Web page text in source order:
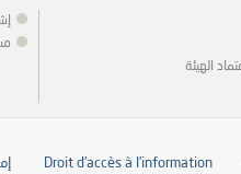
الهيئة
Droit d’accès à l’information